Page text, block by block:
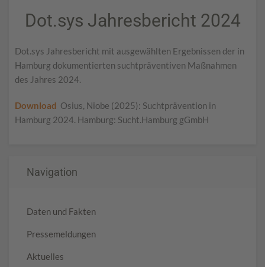
Dot.sys Jahresbericht 2024
Dot.sys Jahresbericht mit ausgewählten Ergebnissen der in
Hamburg dokumentierten suchtpräventiven Maßnahmen
des Jahres 2024.
Download Osius, Niobe (2025): Suchtprävention in
Hamburg 2024. Hamburg: Sucht.Hamburg gGmbH
Navigation
Daten und Fakten
Pressemeldungen
Aktuelles